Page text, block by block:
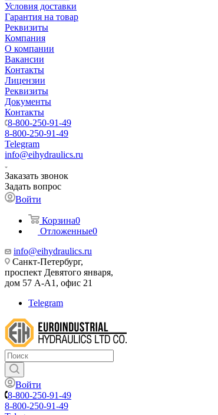
Условия доставки
Гарантия на товар
Реквизиты
Компания
О компании
Вакансии
Контакты
Лицензии
Реквизиты
Документы
Контакты
8-800-250-91-49
8-800-250-91-49
Telegram
info@eihydraulics.ru
Заказать звонок
Задать вопрос
Войти
Корзина0
Отложенные0
info@eihydraulics.ru
Санкт-Петербург,
проспект Девятого января,
дом 57 А-А1, офис 21
Telegram
Войти
8-800-250-91-49
8-800-250-91-49